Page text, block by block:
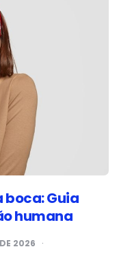
boca: Guia
humana
2026